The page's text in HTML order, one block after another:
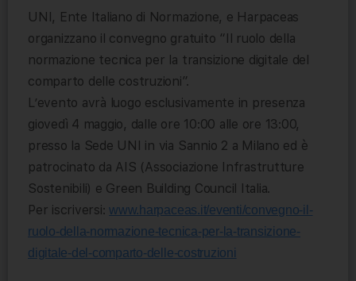
UNI, Ente Italiano di Normazione, e Harpaceas
organizzano il convegno gratuito “Il ruolo della
normazione tecnica per la transizione digitale del
comparto delle costruzioni”.
L’evento avrà luogo esclusivamente in presenza
giovedì 4 maggio, dalle ore 10:00 alle ore 13:00,
presso la Sede UNI in via Sannio 2 a Milano ed è
patrocinato da AIS (Associazione Infrastrutture
Sostenibili) e Green Building Council Italia.
Per iscriversi:www.harpaceas.it/eventi/convegno-il-
ruolo-della-normazione-tecnica-per-la-transizione-
digitale-del-comparto-delle-costruzioni